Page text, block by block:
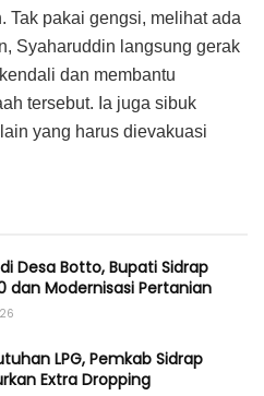
Tak pakai gengsi, melihat ada
Syaharuddin langsung gerak
dan membantu
tersebut. Ia juga sibuk
yang harus dievakuasi
Desa Botto, Bupati Sidrap
dan Modernisasi Pertanian
LPG, Pemkab Sidrap
Extra Dropping